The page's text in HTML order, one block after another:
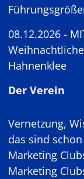
08.12.2026 -
Hahnenklee
Der Verein
Vernetzung,
das sind
Marketing
Marketing